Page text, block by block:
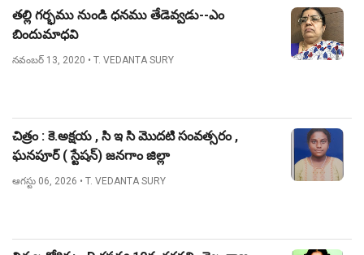
తల్లి గర్భము నుండి ధనము తేడెవ్వడు--ఎం
బిందుమాధవి
నవంబర్ 13, 2020 • T. VEDANTA SURY
చిత్రం : కె.అక్షయ , సి ఇ సి మొదటి సంవత్సరం ,
ఘనపూర్ ( స్టేషన్) జనగాం జిల్లా
ఆగస్టు 06, 2026 • T. VEDANTA SURY